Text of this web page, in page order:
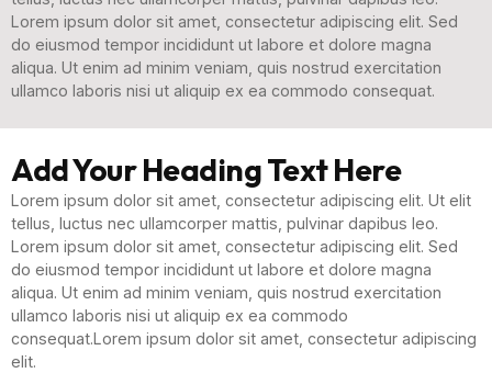
Lorem ipsum dolor sit amet, consectetur adipiscing elit. Sed
do eiusmod tempor incididunt ut labore et dolore magna
aliqua. Ut enim ad minim veniam, quis nostrud exercitation
ullamco laboris nisi ut aliquip ex ea commodo consequat.
Add Your Heading Text Here
Lorem ipsum dolor sit amet, consectetur adipiscing elit. Ut elit
tellus, luctus nec ullamcorper mattis, pulvinar dapibus leo.
Lorem ipsum dolor sit amet, consectetur adipiscing elit. Sed
do eiusmod tempor incididunt ut labore et dolore magna
aliqua. Ut enim ad minim veniam, quis nostrud exercitation
ullamco laboris nisi ut aliquip ex ea commodo
consequat.Lorem ipsum dolor sit amet, consectetur adipiscing
elit.